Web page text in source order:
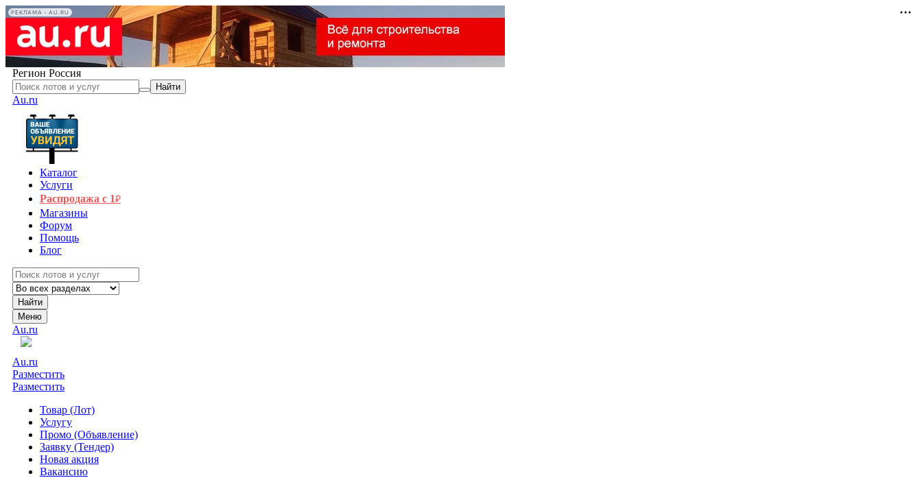
РЕКЛАМА • AU.RU
Регион Россия
Найти
Au.ru
Каталог
Услуги
Распродажа с 1₽
Магазины
Форум
Помощь
Блог
Найти
Меню
Au.ru
Au.ru
Разместить
Разместить
Товар (Лот)
Услугу
Промо (Объявление)
Заявку (Тендер)
Новая акция
Вакансию